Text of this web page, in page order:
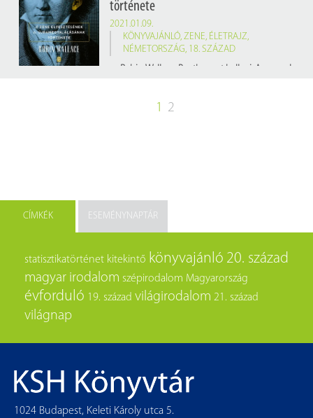
története
2021.01.09.
KÖNYVAJÁNLÓ, ZENE, ÉLETRAJZ,
NÉMETORSZÁG, 18. SZÁZAD
1 2
CÍMKÉK ESEMÉNYNAPTÁR
statisztikatörténet kitekintő könyvajánló 20. század
magyar irodalom szépirodalom Magyarország
évforduló 19. század világirodalom 21. század
világnap
1024 Budapest, Keleti Károly utca 5.